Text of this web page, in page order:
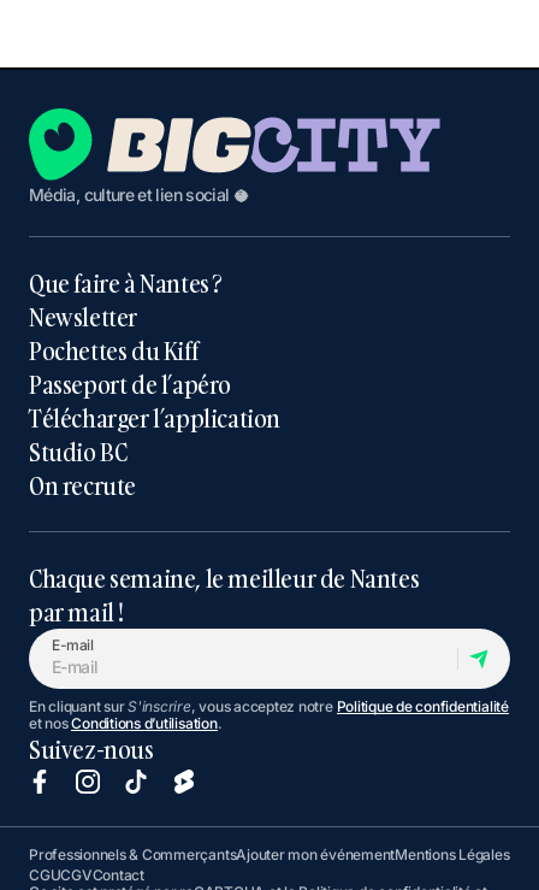
Média, culture et lien social 🥥
Que faire à Nantes ?
Newsletter
Pochettes du Kiff
Passeport de l’apéro
Télécharger l’application
Studio BC
On recrute
Chaque semaine, le meilleur de Nantes
par mail !
E-mail
En cliquant surS'inscrire, vous acceptez notre Politique de confidentialité
et nosConditions d’utilisation.
Suivez-nous
Professionnels & CommerçantsAjouter mon événementMentions Légales
CGUCGVContact